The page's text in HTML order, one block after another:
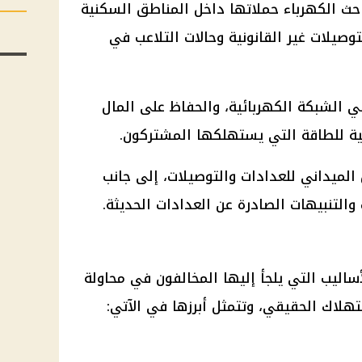
الكهرباء حملاتها داخل المناطق السكنية
غير القانونية وحالات التلاعب في
الكهربائية، والحفاظ على المال
للطاقة التي يستهلكها المشتركون.
للعدادات والتوصيلات، إلى جانب
الصادرة عن العدادات الحديثة.
التي يلجأ إليها المخالفون في محاولة
الحقيقي، وتتمثل أبرزها في الآتي: